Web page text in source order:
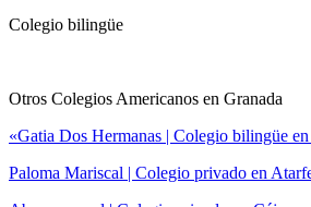
Colegio bilingüe
Otros Colegios Americanos en Granada
«Gatia Dos Hermanas | Colegio bilingüe
Paloma Mariscal | Colegio privado en